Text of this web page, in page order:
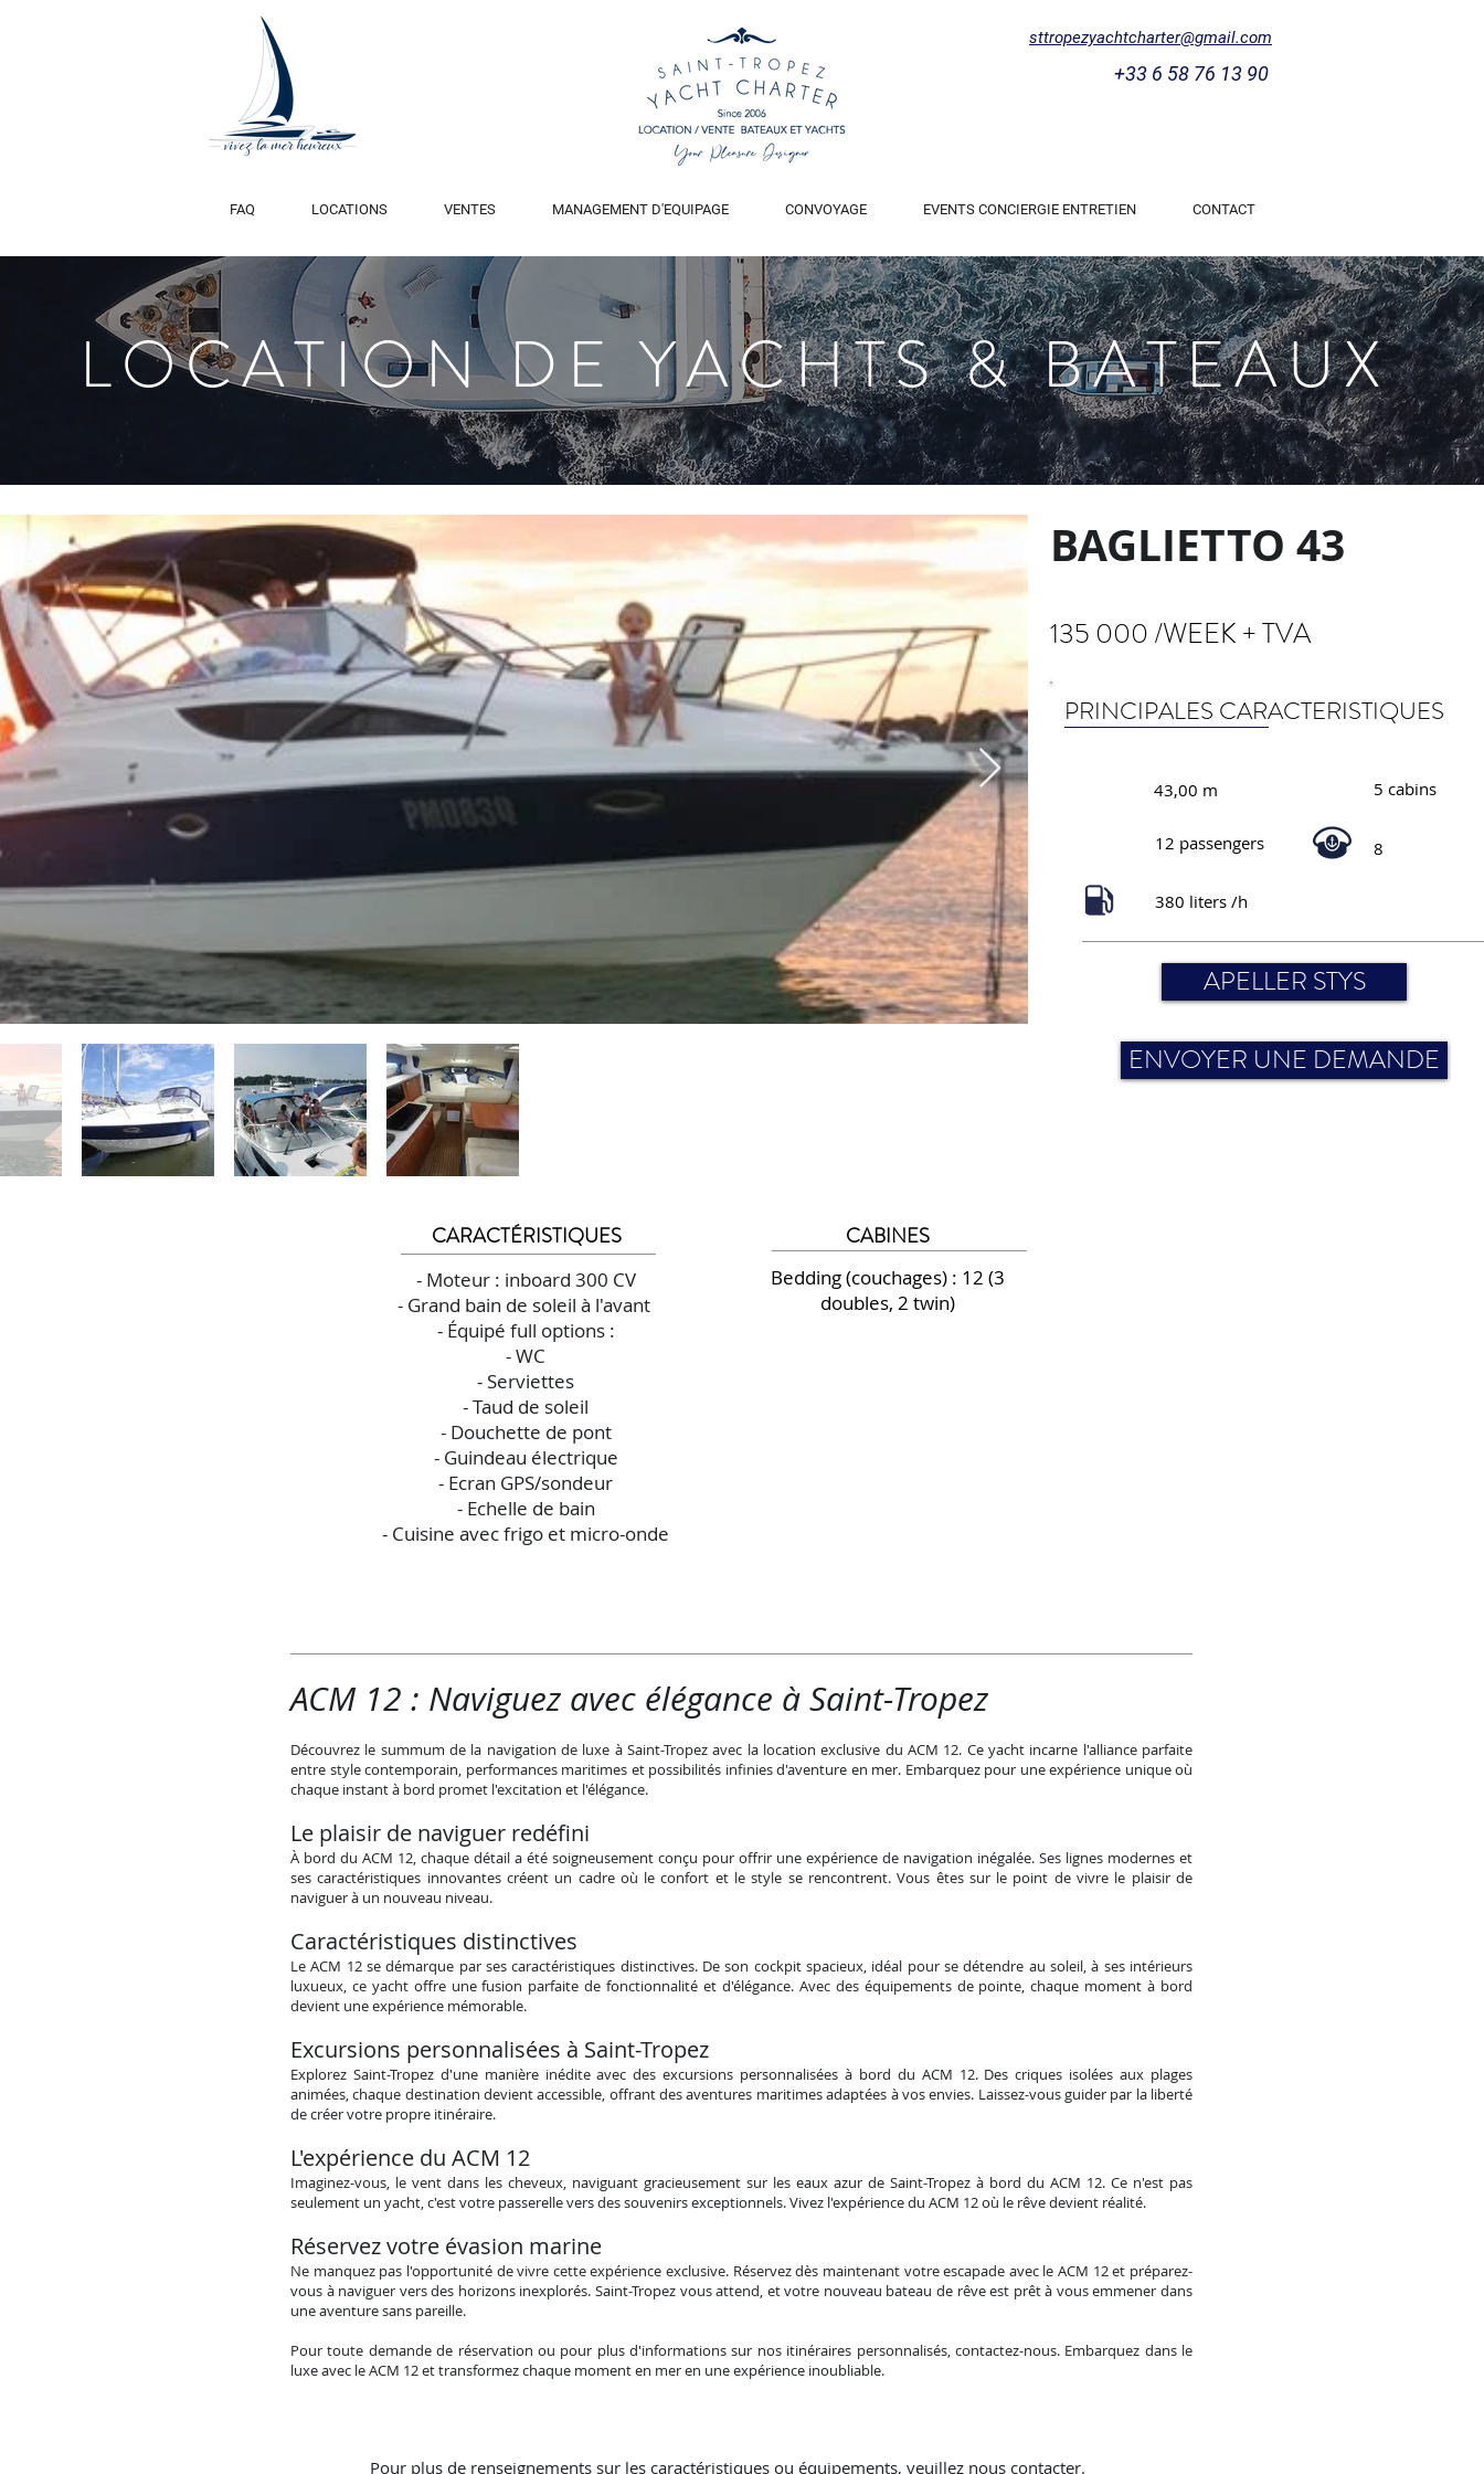
sttropezyachtcharter@gmail.com
+33 6 58 76 13 90
FAQ LOCATIONS VENTES MANAGEMENT D'EQUIPAGE CONVOYAGE EVENTS CONCIERGIE ENTRETIEN CONTACT
CARACTÉRISTIQUES CABINES
Bedding (couchages) : 12 (3
doubles, 2 twin)
135 000 /WEEK + TVA
PRINCIPALES CARACTERISTIQUES
43,00 m 5 cabins
12 passengers 8
380 liters /h
APELLER STYS
ENVOYER UNE DEMANDE
- Moteur : inboard 300 CV
- Grand bain de soleil à l'avant
- Équipé full options :
- WC
- Serviettes
- Taud de soleil
- Douchette de pont
- Guindeau électrique
- Ecran GPS/sondeur
- Echelle de bain
- Cuisine avec frigo et micro-onde
BAGLIETTO 43
LOCATION DE YACHTS & BATEAUX
ACM 12 : Naviguez avec élégance à Saint-Tropez
Découvrez le summum de la navigation de luxe à Saint-Tropez avec la location exclusive du ACM 12. Ce yacht incarne l'alliance parfaite
entre style contemporain, performances maritimes et possibilités infinies d'aventure en mer. Embarquez pour une expérience unique où
chaque instant à bord promet l'excitation et l'élégance.
Le plaisir de naviguer redéfini
À bord du ACM 12, chaque détail a été soigneusement conçu pour offrir une expérience de navigation inégalée. Ses lignes modernes et
ses caractéristiques innovantes créent un cadre où le confort et le style se rencontrent. Vous êtes sur le point de vivre le plaisir de
naviguer à un nouveau niveau.
Caractéristiques distinctives
Le ACM 12 se démarque par ses caractéristiques distinctives. De son cockpit spacieux, idéal pour se détendre au soleil, à ses intérieurs
luxueux, ce yacht offre une fusion parfaite de fonctionnalité et d'élégance. Avec des équipements de pointe, chaque moment à bord
devient une expérience mémorable.
Excursions personnalisées à Saint-Tropez
Explorez Saint-Tropez d'une manière inédite avec des excursions personnalisées à bord du ACM 12. Des criques isolées aux plages
animées, chaque destination devient accessible, offrant des aventures maritimes adaptées à vos envies. Laissez-vous guider par la liberté
de créer votre propre itinéraire.
L'expérience du ACM 12
Imaginez-vous, le vent dans les cheveux, naviguant gracieusement sur les eaux azur de Saint-Tropez à bord du ACM 12. Ce n'est pas
seulement un yacht, c'est votre passerelle vers des souvenirs exceptionnels. Vivez l'expérience du ACM 12 où le rêve devient réalité.
Réservez votre évasion marine
Ne manquez pas l'opportunité de vivre cette expérience exclusive. Réservez dès maintenant votre escapade avec le ACM 12 et préparez-
vous à naviguer vers des horizons inexplorés. Saint-Tropez vous attend, et votre nouveau bateau de rêve est prêt à vous emmener dans
une aventure sans pareille.
Pour toute demande de réservation ou pour plus d'informations sur nos itinéraires personnalisés, contactez-nous. Embarquez dans le
luxe avec le ACM 12 et transformez chaque moment en mer en une expérience inoubliable.
Pour plus de renseignements sur les caractéristiques ou équipements, veuillez nous contacter.